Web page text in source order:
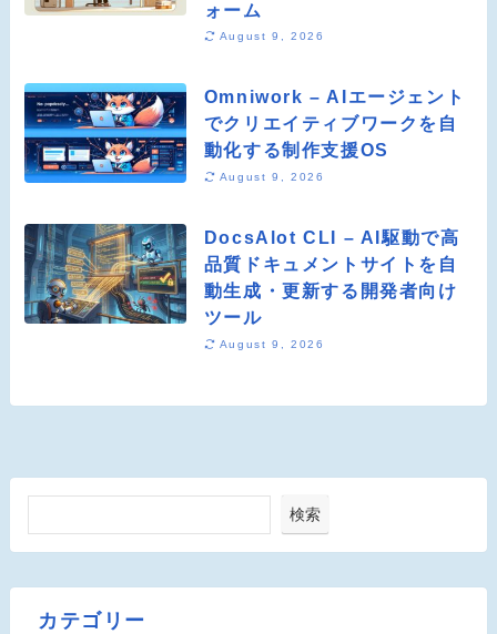
ォーム
August 9, 2026
Omniwork – AIエージェント
でクリエイティブワークを自
動化する制作支援OS
August 9, 2026
DocsAlot CLI – AI駆動で高
品質ドキュメントサイトを自
動生成・更新する開発者向け
ツール
August 9, 2026
検索
カテゴリー